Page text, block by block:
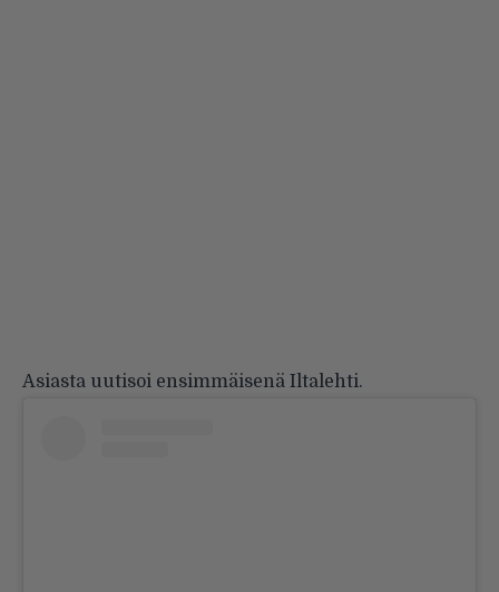
Asiasta uutisoi ensimmäisenä Iltalehti.